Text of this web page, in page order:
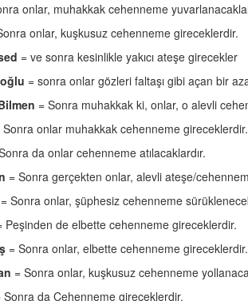
onlar, muhakkak cehenneme
onlar, kuşkusuz cehenneme gireceklerdir.
= ve sonra kesinlikle yakıcı ateşe girecekler
= sonra onlar gözleri faltaşı gibi açan bir
= Sonra muhakkak ki, onlar, o alevli
Sonra onlar muhakkak cehenneme gireceklerdir.
da onlar cehenneme atılacaklardır.
= Sonra gerçekten onlar, alevli ateşe/
= Sonra onlar, şüphesiz cehenneme
Peşinden de elbette cehenneme gireceklerdir.
= Sonra onlar, elbette cehenneme gireceklerdir.
= Sonra onlar, kuşkusuz cehenneme
Sonra da Cehenneme gireceklerdir.